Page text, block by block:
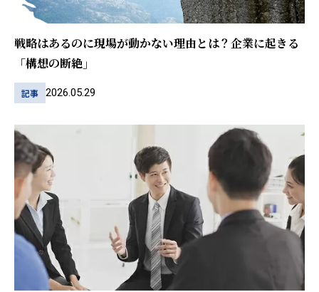
戦略はあるのに現場が動かない理由とは？企業に起きる
「構想の断絶」
記事 2026.05.29